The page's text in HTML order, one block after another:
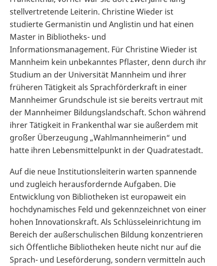
stellvertretende Leiterin. Christine Wieder ist
studierte Germanistin und Anglistin und hat einen
Master in Bibliotheks- und
Informationsmanagement. Für Christine Wieder ist
Mannheim kein unbekanntes Pflaster, denn durch ihr
Studium an der Universität Mannheim und ihrer
früheren Tätigkeit als Sprachförderkraft in einer
Mannheimer Grundschule ist sie bereits vertraut mit
der Mannheimer Bildungslandschaft. Schon während
ihrer Tätigkeit in Frankenthal war sie außerdem mit
großer Überzeugung „Wahlmannheimerin“ und
hatte ihren Lebensmittelpunkt in der Quadratestadt.
Auf die neue Institutionsleiterin warten spannende
und zugleich herausfordernde Aufgaben. Die
Entwicklung von Bibliotheken ist europaweit ein
hochdynamisches Feld und gekennzeichnet von einer
hohen Innovationskraft. Als Schlüsseleinrichtung im
Bereich der außerschulischen Bildung konzentrieren
sich Öffentliche Bibliotheken heute nicht nur auf die
Sprach- und Leseförderung, sondern vermitteln auch